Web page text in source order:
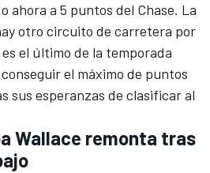
ahora a 5 puntos del Chase. La
otro circuito de carretera por
el último de la temporada
el máximo de puntos
sus esperanzas de clasificar al
Wallace remonta tras